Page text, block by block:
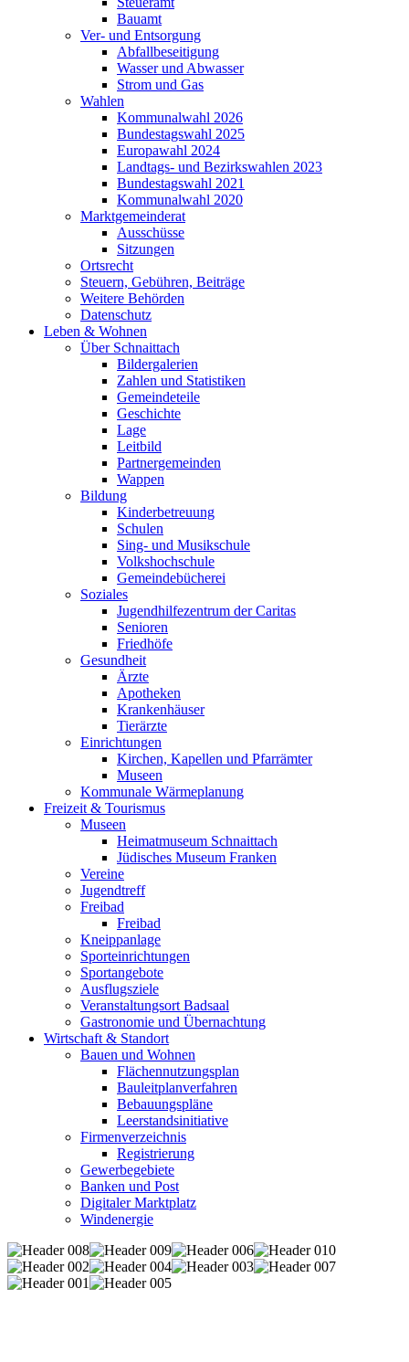
Bauamt
Ver- und Entsorgung
Abfallbeseitigung
Wasser und Abwasser
Strom und Gas
Wahlen
Kommunalwahl 2026
Bundestagswahl 2025
Europawahl 2024
Landtags- und Bezirkswahlen 2023
Bundestagswahl 2021
Kommunalwahl 2020
Marktgemeinderat
Ausschüsse
Sitzungen
Ortsrecht
Steuern, Gebühren, Beiträge
Weitere Behörden
Datenschutz
Leben & Wohnen
Über Schnaittach
Bildergalerien
Zahlen und Statistiken
Gemeindeteile
Geschichte
Lage
Leitbild
Partnergemeinden
Wappen
Bildung
Kinderbetreuung
Schulen
Sing- und Musikschule
Volkshochschule
Gemeindebücherei
Soziales
Jugendhilfezentrum der Caritas
Senioren
Friedhöfe
Gesundheit
Ärzte
Apotheken
Krankenhäuser
Tierärzte
Einrichtungen
Kirchen, Kapellen und Pfarrämter
Museen
Kommunale Wärmeplanung
Freizeit & Tourismus
Museen
Heimatmuseum Schnaittach
Jüdisches Museum Franken
Vereine
Jugendtreff
Freibad
Freibad
Kneippanlage
Sporteinrichtungen
Sportangebote
Ausflugsziele
Veranstaltungsort Badsaal
Gastronomie und Übernachtung
Wirtschaft & Standort
Bauen und Wohnen
Flächennutzungsplan
Bauleitplanverfahren
Bebauungspläne
Leerstandsinitiative
Firmenverzeichnis
Registrierung
Gewerbegebiete
Banken und Post
Digitaler Marktplatz
Windenergie